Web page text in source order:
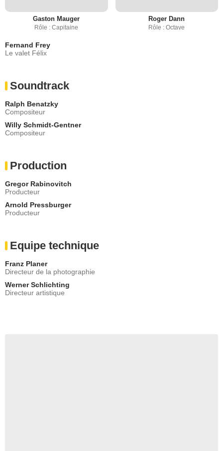
Gaston Mauger
Rôle : Capitaine
Roger Dann
Rôle : Octave
Fernand Frey
Le valet Félix
Soundtrack
Ralph Benatzky
Compositeur
Willy Schmidt-Gentner
Compositeur
Production
Gregor Rabinovitch
Producteur
Arnold Pressburger
Producteur
Equipe technique
Franz Planer
Directeur de la photographie
Werner Schlichting
Directeur artistique